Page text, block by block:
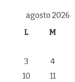
agosto 2026
L
M
3
4
10
11